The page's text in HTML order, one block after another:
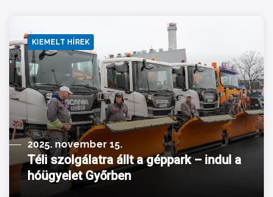
KIEMELT HÍREK
2025. november 15.
Téli szolgálatra állt a géppark – indul a
hóügyelet Győrben